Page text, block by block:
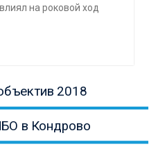
на роковой ход
2018
в Кондрово